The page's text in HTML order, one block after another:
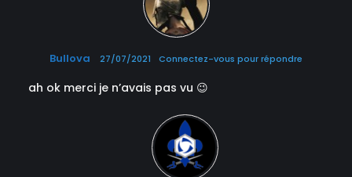
Bullova 27/07/2021 Connectez-vous pour répondre
ah ok merci je n’avais pas vu 😉